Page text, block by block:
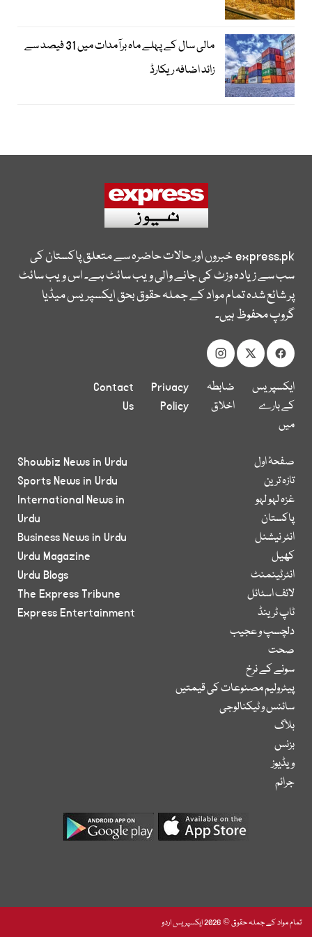
مالی سال کے پہلے ماہ برآمدات میں 31 فیصد سے
زائد اضافہ ریکارڈ
express.pkخبروں اور حالات حاضرہ سے متعلق پاکستان کی
سب سے زیادہ وزٹ کی جانے والی ویب سائٹ ہے۔ اس ویب سائٹ
پر شائع شدہ تمام مواد کے جملہ حقوق بحق ایکسپریس میڈیا
گروپ محفوظ ہیں۔
ایکسپریس
کے بارے
میں
ضابطہ
اخلاق
Privacy
Policy
Contact
Us
صفحۂ اول
تازہ ترین
غزہ لہو لہو
پاکستان
انٹر نیشنل
کھیل
انٹرٹینمنٹ
لائف اسٹائل
ٹاپ ٹرینڈ
دلچسپ و عجیب
صحت
سونے کے نرخ
پیٹرولیم مصنوعات کی قیمتیں
سائنس و ٹیکنالوجی
بلاگ
بزنس
ویڈیوز
جرائم
Showbiz News in Urdu
Sports News in Urdu
International News in
Urdu
Business News in Urdu
Urdu Magazine
Urdu Blogs
The Express Tribune
Express Entertainment
تمام مواد کے جملہ حقوق © 2026 ایکسپریس اردو